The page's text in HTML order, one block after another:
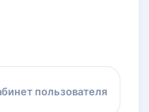
пользователя